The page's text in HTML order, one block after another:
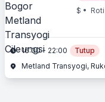
$ • Roti
16:00 - 22:00
Tutup